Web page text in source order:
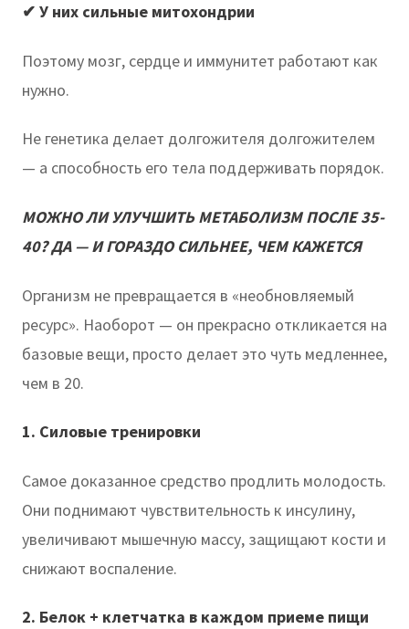
✔ У них сильные митохондрии
Поэтому мозг, сердце и иммунитет работают как
нужно.
Не генетика делает долгожителя долгожителем
— а способность его тела поддерживать порядок.
МОЖНО ЛИ УЛУЧШИТЬ МЕТАБОЛИЗМ ПОСЛЕ 35-
40? ДА — И ГОРАЗДО СИЛЬНЕЕ, ЧЕМ КАЖЕТСЯ
Организм не превращается в «необновляемый
ресурс». Наоборот — он прекрасно откликается на
базовые вещи, просто делает это чуть медленнее,
чем в 20.
1. Силовые тренировки
Самое доказанное средство продлить молодость.
Они поднимают чувствительность к инсулину,
увеличивают мышечную массу, защищают кости и
снижают воспаление.
2. Белок + клетчатка в каждом приеме пищи